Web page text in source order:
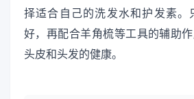
择适合自己的洗发水和护发素。
好，再配合羊角梳等工具的辅助
头皮和头发的健康。